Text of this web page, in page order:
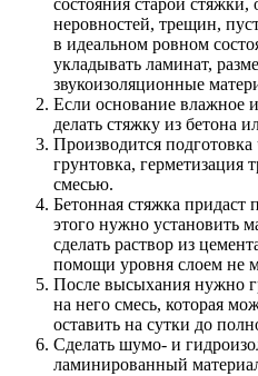
состояния старой стяжки,
неровностей, трещин,
в идеальном ровном
укладывать ламинат,
звукоизоляционные
Если основание влажное
делать стяжку из бетона
Производится
грунтовка, герметизация
смесью.
Бетонная стяжка придаст
этого нужно установить
сделать раствор из
помощи уровня слоем не
После высыхания нужно
на него смесь, которая
оставить на сутки до
Сделать шумо- и
ламинированный